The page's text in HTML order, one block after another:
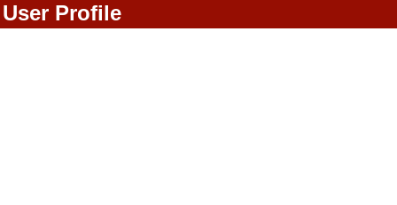
User Profile